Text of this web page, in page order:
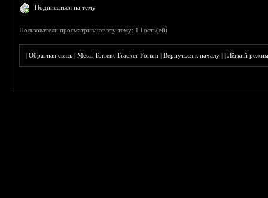
Подписаться на тему
Пользователи просматривают эту тему: 1 Гость(ей)
|Обратная связь |Metal Torrent Tracker Forum |Вернуться к началу ||Лёгкий